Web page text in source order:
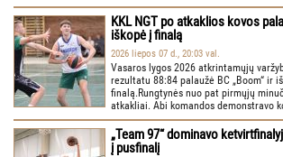
KKL NGT po atkaklios kovos
iškopė į finalą
2026 liepos 07 d., 20:03 val.
Vasaros lygos 2026 atkrintamųjų
rezultatu 88:84 palaužė BC „Boom“ ir
finalą.Rungtynės nuo pat pirmųjų
atkakliai. Abi komandos demonstravo
„Team 97“ dominavo
į pusfinalį